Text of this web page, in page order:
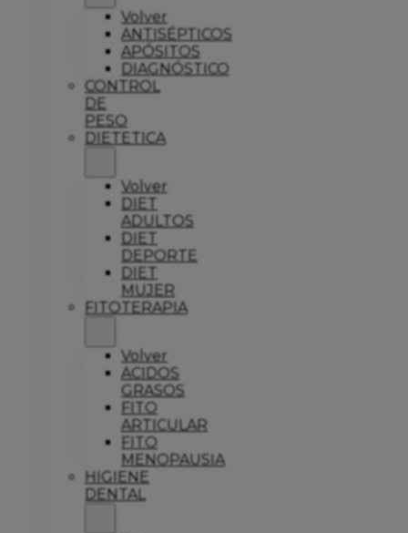
Volver
ANTISÉPTICOS
APÓSITOS
DIAGNÓSTICO
CONTROL
DE
PESO
DIETETICA
Volver
DIET
ADULTOS
DIET
DEPORTE
DIET
MUJER
FITOTERAPIA
Volver
ACIDOS
GRASOS
FITO
ARTICULAR
FITO
MENOPAUSIA
HIGIENE
DENTAL